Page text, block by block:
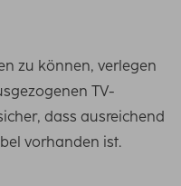
zu können, verlegen
TV-
dass ausreichend
vorhanden ist.